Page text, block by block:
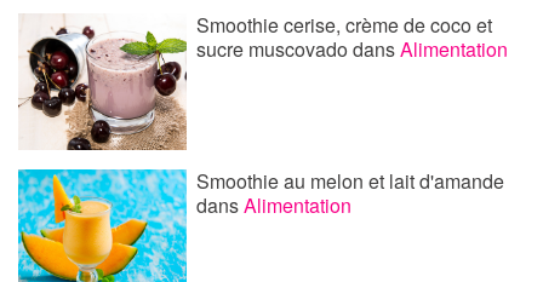
Smoothie cerise, crème de coco et
sucre muscovadodansAlimentation
Smoothie au melon et lait d'amande
dansAlimentation